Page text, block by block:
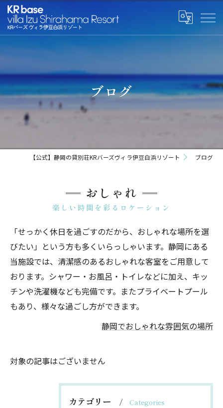
ブログ
【公式】静岡の貸別荘KRバーズヴィラ伊豆白浜リゾート ブログ
おしゃれ
楽しい時間を彩るロケーション
「せっかく休日を過ごすのだから、おしゃれな場所を選
びたい」という方も多くいらっしゃいます。静岡にある
当施設では、清潔感のあるおしゃれな客室をご用意して
おります。シャワー・お風呂・トイレなどに加え、キッ
チンや洗濯機なども完備です。またプライベートプール
もあり、様々な過ごし方ができます。
静岡でおしゃれな雰囲気の場所
対象の記事はございません
カテゴリー Categories